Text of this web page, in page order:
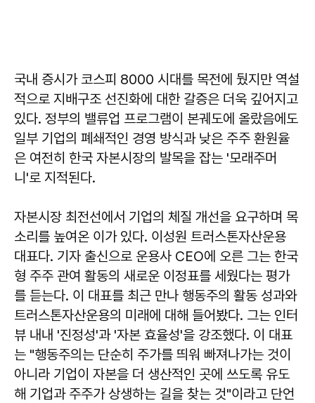
국내 증시가 코스피 8000 시대를 목전에 뒀지만 역설
적으로 지배구조 선진화에 대한 갈증은 더욱 깊어지고
있다. 정부의 밸류업 프로그램이 본궤도에 올랐음에도
일부 기업의 폐쇄적인 경영 방식과 낮은 주주 환원율
은 여전히 한국 자본시장의 발목을 잡는 '모래주머
니'로 지적된다.
자본시장 최전선에서 기업의 체질 개선을 요구하며 목
소리를 높여온 이가 있다. 이성원 트러스톤자산운용
대표다. 기자 출신으로 운용사 CEO에 오른 그는 한국
형 주주 관여 활동의 새로운 이정표를 세웠다는 평가
를 듣는다. 이 대표를 최근 만나 행동주의 활동 성과와
트러스톤자산운용의 미래에 대해 들어봤다. 그는 인터
뷰 내내 '진정성'과 '자본 효율성'을 강조했다. 이 대표
는 "행동주의는 단순히 주가를 띄워 빠져나가는 것이
아니라 기업이 자본을 더 생산적인 곳에 쓰도록 유도
해 기업과 주주가 상생하는 길을 찾는 것"이라고 단언